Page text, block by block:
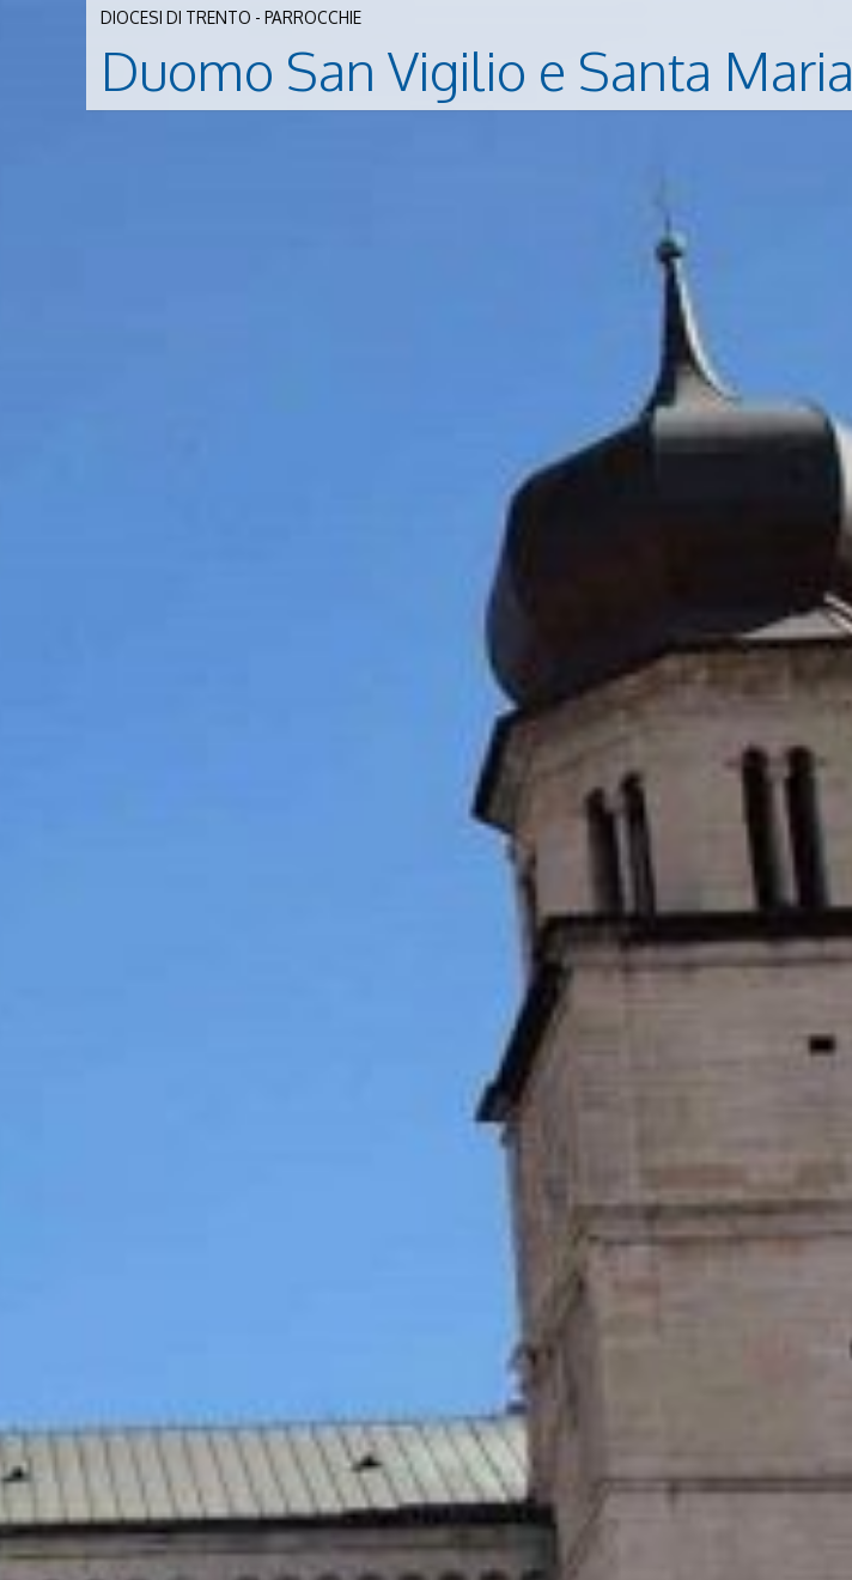
DIOCESI DI TRENTO - PARROCCHIE
Duomo San Vigilio e Santa Maria